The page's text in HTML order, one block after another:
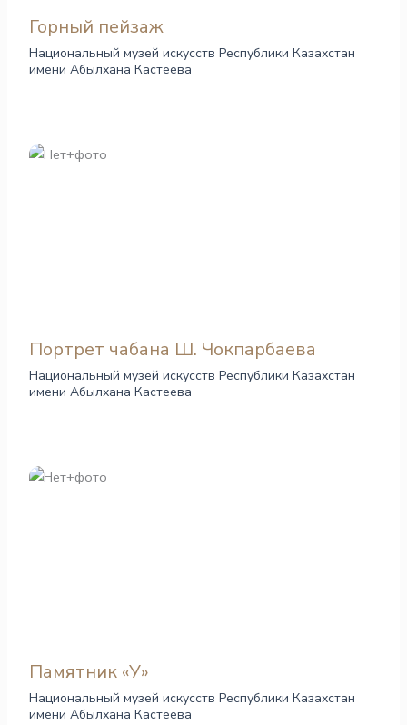
Горный пейзаж
Национальный музей искусств Республики Казахстан
имени Абылхана Кастеева
Портрет чабана Ш. Чокпарбаева
Национальный музей искусств Республики Казахстан
имени Абылхана Кастеева
Памятник «У»
Национальный музей искусств Республики Казахстан
имени Абылхана Кастеева